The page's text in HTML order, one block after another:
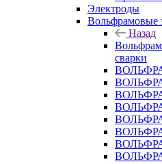
Электроды
Вольфрамовые
Назад
сварки